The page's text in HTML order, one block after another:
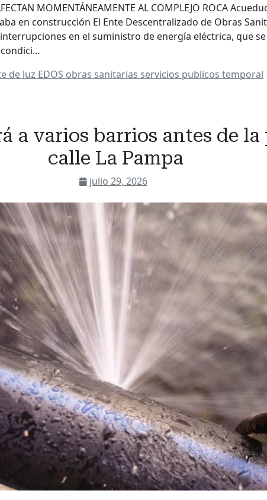
MOMENTÁNEAMENTE AL COMPLEJO ROCA
en construcción El Ente Descentralizado de Obras
en el suministro de energía eléctrica, que
de luz EDOS obras sanitarias servicios publicostemporal
a varios barrios antes de
calle La Pampa
julio 29, 2026